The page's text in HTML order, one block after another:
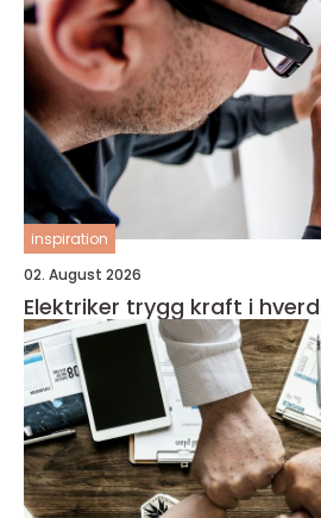
inspiration
02. August 2026
Elektriker trygg kraft i